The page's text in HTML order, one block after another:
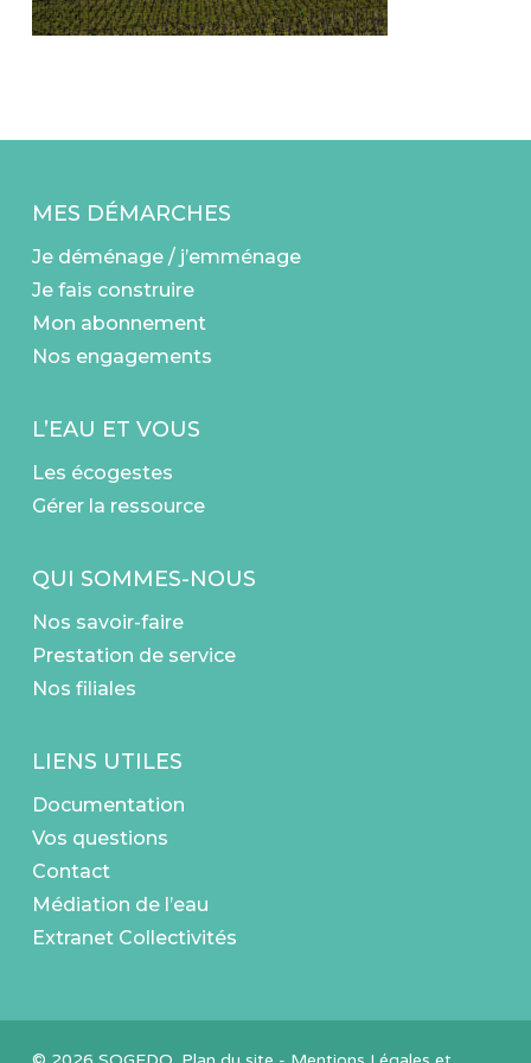
MES DÉMARCHES
Je déménage / j’emménage
Je fais construire
Mon abonnement
Nos engagements
L’EAU ET VOUS
Les écogestes
Gérer la ressource
QUI SOMMES-NOUS
Nos savoir-faire
Prestation de service
Nos filiales
LIENS UTILES
Documentation
Vos questions
Contact
Médiation de l’eau
Extranet Collectivités